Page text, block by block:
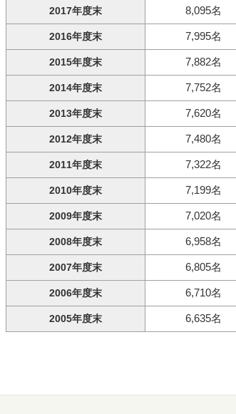
2017年度末 8,095名
2016年度末 7,995名
2015年度末 7,882名
2014年度末 7,752名
2013年度末 7,620名
2012年度末 7,480名
2011年度末 7,322名
2010年度末 7,199名
2009年度末 7,020名
2008年度末 6,958名
2007年度末 6,805名
2006年度末 6,710名
2005年度末 6,635名